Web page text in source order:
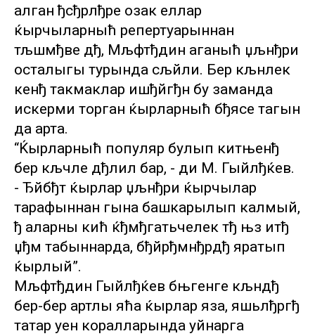
алган ђсђрлђре озак еллар
ќырчыларныћ репертуарыннан
тљшмђве дђ, Мљфтђдин аганыћ џљнђри
осталыгы турында сљйли. Бер кљнлек
кенђ такмаклар ишђйгђн бу заманда
искерми торган ќырларныћ бђясе тагын
да арта.
“Ќырларныћ популяр булып китњенђ
бер кљчле дђлил бар, - ди М. Гыйлђќев.
- Ђйбђт ќырлар џљнђри ќырчылар
тарафыннан гына башкарылып калмый,
ђ аларны кић ќђмђгатьчелек тђ њз итђ
џђм табыннарда, бђйрђмнђрдђ яратып
ќырлый”.
Мљфтђдин Гыйлђќев бњгенге кљндђ
бер-бер артлы яћа ќырлар яза, яшьлђргђ
татар уен коралларында уйнарга